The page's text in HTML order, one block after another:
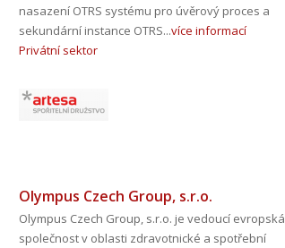
nasazení OTRS systému pro úvěrový proces a
sekundární instance OTRS...více informací
Privátní sektor
Olympus Czech Group, s.r.o.
Olympus Czech Group, s.r.o. je vedoucí evropská
společnost v oblasti zdravotnické a spotřební